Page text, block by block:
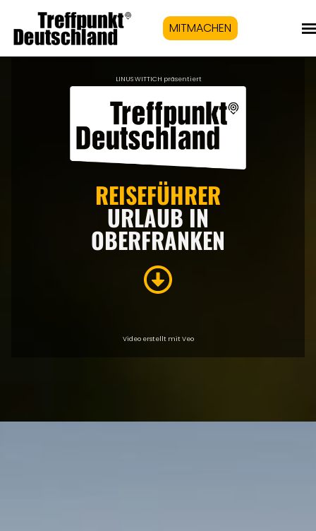
MITMACHEN
LINUS WITTICH präsentiert
REISEFÜHRER
URLAUB IN
OBERFRANKEN
Video erstellt mit Veo